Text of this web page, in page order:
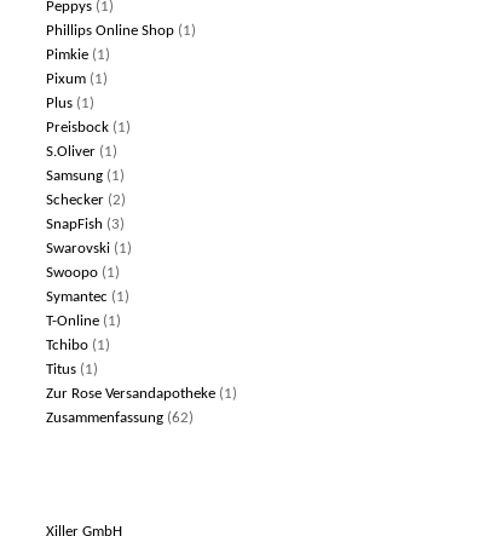
Peppys (1)
Phillips Online Shop (1)
Pimkie (1)
Pixum (1)
Plus (1)
Preisbock (1)
S.Oliver (1)
Samsung (1)
Schecker (2)
SnapFish (3)
Swarovski (1)
Swoopo (1)
Symantec (1)
T-Online (1)
Tchibo (1)
Titus (1)
Zur Rose Versandapotheke (1)
Zusammenfassung (62)
Xiller GmbH